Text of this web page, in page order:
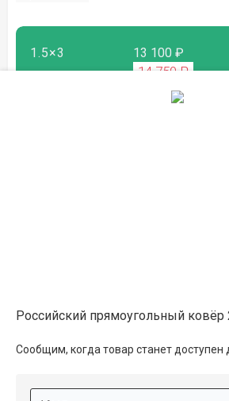
1.5×3 13 100 ₽
14 750 ₽
Российский прямоугольный ковёр
Сообщим, когда товар станет доступен